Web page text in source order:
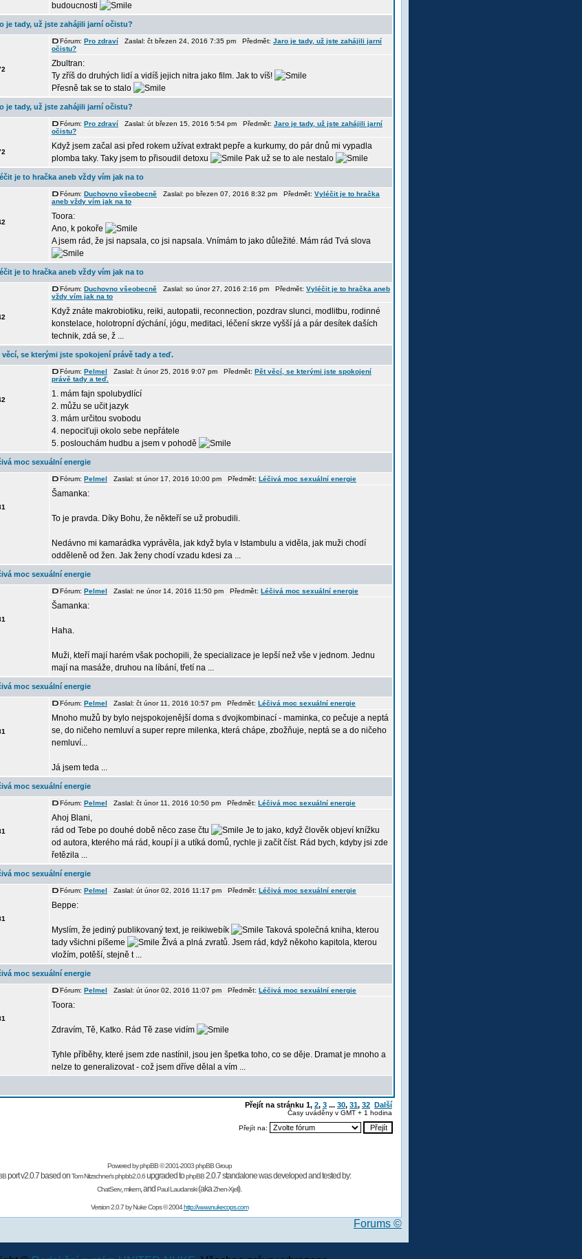
budoucnosti
je tady, už jste zahájili jarní očistu?
Fórum: Pro zdraví Zaslal: čt březen 24, 2016 7:35 pm Předmět: Jaro je tady, už jste zahájili jarní
očistu?
Zbultran:
Ty zříš do druhých lidí a vidíš jejich nitra jako film. Jak to víš!
Přesně tak se to stalo
je tady, už jste zahájili jarní očistu?
Fórum: Pro zdraví Zaslal: út březen 15, 2016 5:54 pm Předmět: Jaro je tady, už jste zahájili jarní
očistu?
Když jsem začal asi před rokem užívat extrakt pepře a kurkumy, do pár dnů mi vypadla
plomba taky. Taky jsem to přisoudil detoxu
Pak už se to ale nestalo
je to hračka aneb vždy vím jak na to
Fórum: Duchovno všeobecně Zaslal: po březen 07, 2016 8:32 pm Předmět: Vyléčit je to hračka
aneb vždy vím jak na to
Toora:
Ano, k pokoře
A jsem rád, že jsi napsala, co jsi napsala. Vnímám to jako důležité. Mám rád Tvá slova
je to hračka aneb vždy vím jak na to
Fórum: Duchovno všeobecně Zaslal: so únor 27, 2016 2:16 pm Předmět: Vyléčit je to hračka aneb
vždy vím jak na to
Když znáte makrobiotiku, reiki, autopatii, reconnection, pozdrav slunci, modlitbu, rodinné
konstelace, holotropní dýchání, jógu, meditaci, léčení skrze vyšší já a pár desítek daších
technik, zdá se, ž ...
věcí, se kterými jste spokojení právě tady a teď.
Fórum: Pelmel Zaslal: čt únor 25, 2016 9:07 pm Předmět: Pět věcí, se kterými jste spokojení
právě tady a teď.
1. mám fajn spolubydlící
2. můžu se učit jazyk
3. mám určitou svobodu
4. nepociťuji okolo sebe nepřátele
5. poslouchám hudbu a jsem v pohodě
moc sexuální energie
Fórum: Pelmel Zaslal: st únor 17, 2016 10:00 pm Předmět: Léčivá moc sexuální energie
Šamanka:
To je pravda. Díky Bohu, že někteří se už probudili.
Nedávno mi kamarádka vyprávěla, jak když byla v Istambulu a viděla, jak muži chodí
odděleně od žen. Jak ženy chodí vzadu kdesi za ...
moc sexuální energie
Fórum: Pelmel Zaslal: ne únor 14, 2016 11:50 pm Předmět: Léčivá moc sexuální energie
Šamanka:
Haha.
Muži, kteří mají harém však pochopili, že specializace je lepší než vše v jednom. Jednu
mají na masáže, druhou na líbání, třetí na ...
moc sexuální energie
Fórum: Pelmel Zaslal: čt únor 11, 2016 10:57 pm Předmět: Léčivá moc sexuální energie
Mnoho mužů by bylo nejspokojenější doma s dvojkombinací - maminka, co pečuje a neptá
se, do ničeho nemluví a super repre milenka, která chápe, zbožňuje, neptá se a do ničeho
nemluví...
Já jsem teda ...
moc sexuální energie
Fórum: Pelmel Zaslal: čt únor 11, 2016 10:50 pm Předmět: Léčivá moc sexuální energie
Ahoj Blani,
rád od Tebe po douhé době něco zase čtu
Je to jako, když člověk objeví knížku
od autora, kterého má rád, koupí ji a utíká domů, rychle ji začít číst. Rád bych, kdyby jsi zde
řetězila ...
moc sexuální energie
Fórum: Pelmel Zaslal: út únor 02, 2016 11:17 pm Předmět: Léčivá moc sexuální energie
Beppe:
Myslím, že jediný publikovaný text, je reikiwebík
Taková společná kniha, kterou
tady všichni píšeme
Živá a plná zvratů. Jsem rád, když někoho kapitola, kterou
vložím, potěší, stejně t ...
moc sexuální energie
Fórum: Pelmel Zaslal: út únor 02, 2016 11:07 pm Předmět: Léčivá moc sexuální energie
Toora:
Zdravím, Tě, Katko. Rád Tě zase vidím
Tyhle příběhy, které jsem zde nastínil, jsou jen špetka toho, co se děje. Dramat je mnoho a
nelze to generalizovat - což jsem dříve dělal a vím ...
Přejít na stránku 1, 2, 3 ... 30, 31, 32 Další
Časy uváděny v GMT + 1 hodina
Přejít na:
Powered byphpBB© 2001-2003 phpBB Group
port v2.0.7 based onTom Nitzschner'sphpbb2.0.6upgraded tophpBB2.0.7 standalone was developed and tested by:
ChatServ,mikem,and Paul Laudanski(akaZhen-Xjell).
Version 2.0.7 byNuke Cops© 2004http://www.nukecops.com
Forums ©